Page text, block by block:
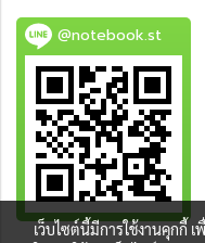
@notebook.st
เว็บไซต์นี้มีการใช้งานคุกกี้